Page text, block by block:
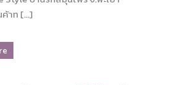
ค้าท […]